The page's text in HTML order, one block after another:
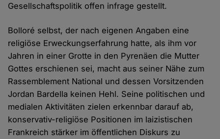
Gesellschaftspolitik offen infrage gestellt.
Bolloré selbst, der nach eigenen Angaben eine
religiöse Erweckungserfahrung hatte, als ihm vor
Jahren in einer Grotte in den Pyrenäen die Mutter
Gottes erschienen sei, macht aus seiner Nähe zum
Rassemblement National und dessen Vorsitzenden
Jordan Bardella keinen Hehl. Seine politischen und
medialen Aktivitäten zielen erkennbar darauf ab,
konservativ-religiöse Positionen im laizistischen
Frankreich stärker im öffentlichen Diskurs zu